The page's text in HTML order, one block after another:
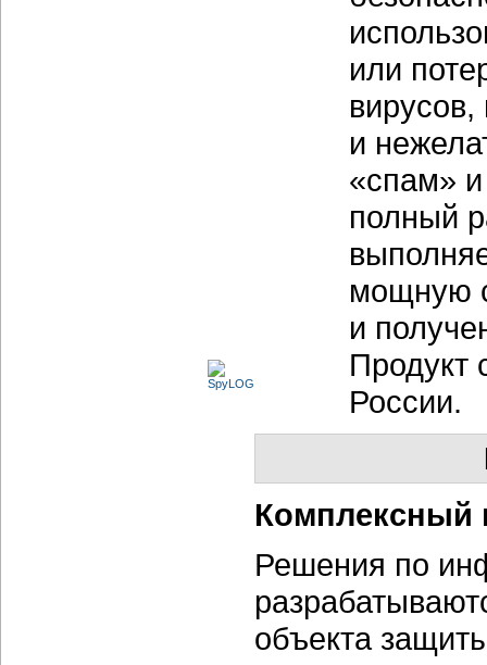
или
и
«спам»
полный
мощную
и
Продукт
России.
Комплексный
Решения по
объекта